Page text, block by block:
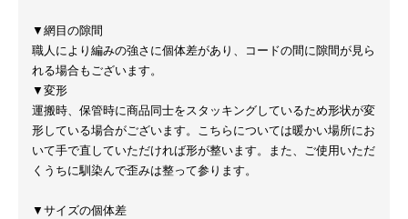
▼網目の隙間
職人により編みの強さに個体差があり、コードの間に隙間が見ら
れる場合もございます。
▼変形
運搬時、保管時に商品同士をスタッキングしているため形状が変
形している場合がございます。こちらについては暖かい場所にお
いて手で直していただければ形が整います。また、ご使用いただ
くうちに馴染んで歪みは整って参ります。
▼サイズの個体差